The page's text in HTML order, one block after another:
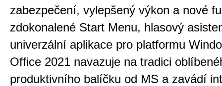
zabezpečení, vylepšený výkon a nové
zdokonalené Start Menu, hlasový
univerzální aplikace pro platformu
Office 2021 navazuje na tradici
produktivního balíčku od MS a zavádí